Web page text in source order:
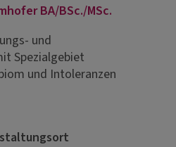
BA/BSc./MSc.
und
Spezialgebiet
und Intoleranzen